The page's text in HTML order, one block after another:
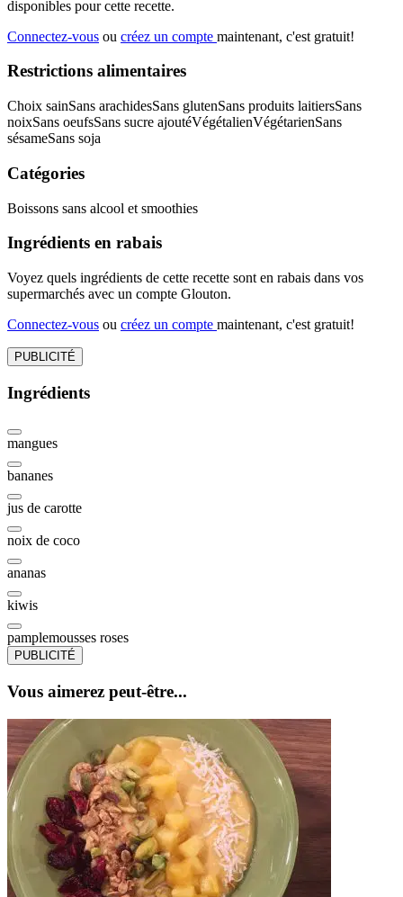
disponibles pour cette recette.
Connectez-vous ou créez un compte maintenant, c'est gratuit!
Restrictions alimentaires
Choix sainSans arachidesSans glutenSans produits laitiersSans
noixSans oeufsSans sucre ajoutéVégétalienVégétarienSans
sésameSans soja
Catégories
Boissons sans alcool et smoothies
Ingrédients en rabais
Voyez quels ingrédients de cette recette sont en rabais dans vos
supermarchés avec un compte Glouton.
Connectez-vous ou créez un compte maintenant, c'est gratuit!
PUBLICITÉ
Ingrédients
mangues
bananes
jus de carotte
noix de coco
ananas
kiwis
pamplemousses roses
PUBLICITÉ
Vous aimerez peut-être...